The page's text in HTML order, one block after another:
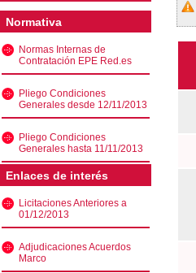
Normativa
Normas Internas de
Contratación EPE Red.es
Pliego Condiciones
Generales desde 12/11/2013
Pliego Condiciones
Generales hasta 11/11/2013
Enlaces de interés
Licitaciones Anteriores a
01/12/2013
Adjudicaciones Acuerdos
Marco